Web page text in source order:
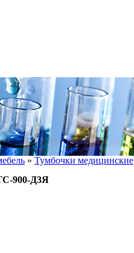
» Тумбочки медицинские
900-Д3Я